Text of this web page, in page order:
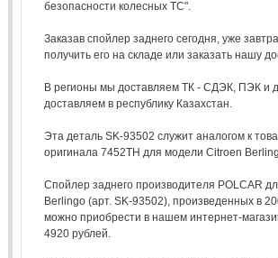
безопасности колесных ТС".
Заказав спойлер заднего сегодня, уже
получить его на складе или заказать нашу
В регионы мы доставляем ТК - СДЭК, ПЭК и
доставляем в республику Казахстан.
Эта деталь SK-93502 служит аналогом к
оригинала 7452TH для модели Citroen
Спойлер заднего производителя POLCAR
Berlingo (арт. SK-93502), произведенных в
можно приобрести в нашем интернет-
4920 рублей.